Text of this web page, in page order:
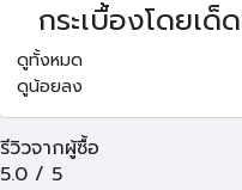
กระเบื้องโดยเด็
ดูทั้งหมด
ดูน้อยลง
รีวิวจากผู้ซื้อ
5.0 / 5